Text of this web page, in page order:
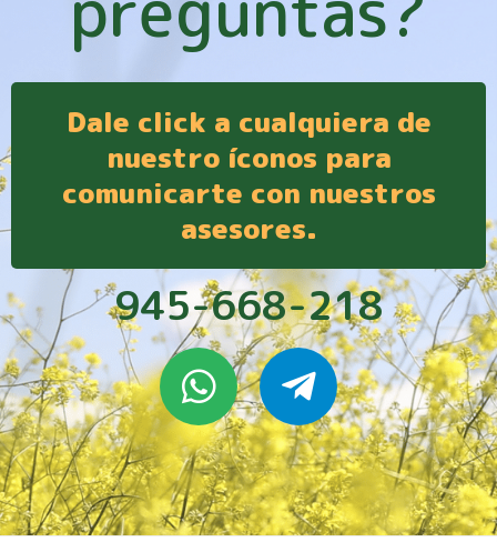
Dale click a cualquiera de
nuestro íconos para
comunicarte con nuestros
asesores.
945-668-218